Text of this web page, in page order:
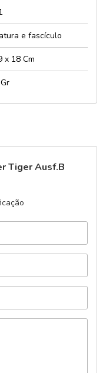
e fascículo
x 18 Cm
Tiger Ausf.B